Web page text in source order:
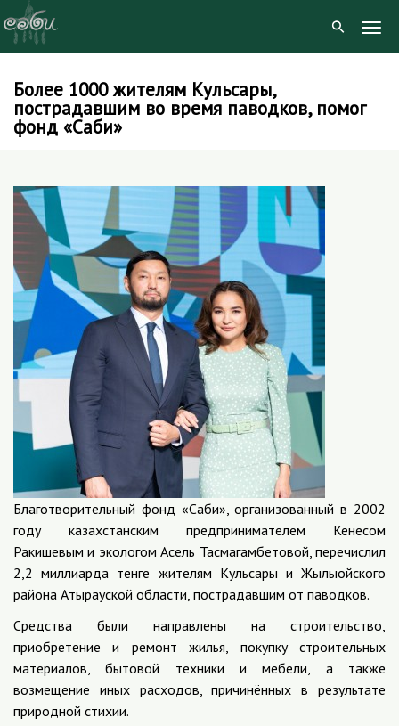
Skip
content
Более 1000 жителям Кульсары,
пострадавшим во время паводков, помог
фонд «Саби»
Благотворительный фонд «Саби», организованный в 2002
году казахстанским предпринимателем Кенесом
Ракишевым и экологом Асель Тасмагамбетовой, перечислил
2,2 миллиарда тенге жителям Кульсары и Жылыойского
района Атырауской области, пострадавшим от паводков.
Средства были направлены на строительство,
приобретение и ремонт жилья, покупку строительных
материалов, бытовой техники и мебели, а также
возмещение иных расходов, причинённых в результате
природной стихии.